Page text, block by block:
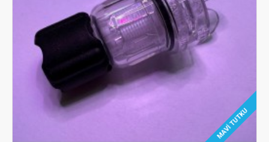
MAVI TUTKU